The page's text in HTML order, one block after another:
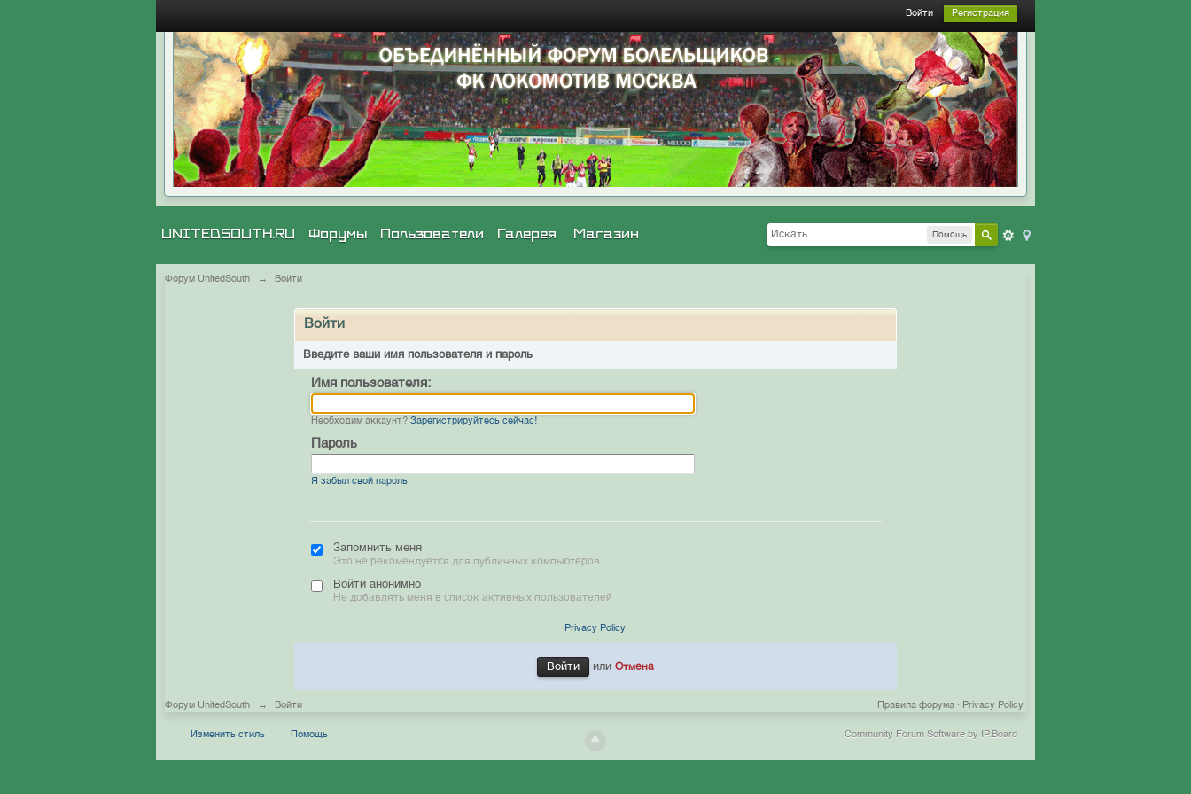
Войти Регистрация
Помощь
UNITEDSOUTH.RU Галерея Магазин
Форумы Пользователи
Форум UnitedSouth → Войти
Войти
Введите ваши имя пользователя и пароль
Имя пользователя:
Необходим аккаунт? Зарегистрируйтесь сейчас!
Пароль
Я забыл свой пароль
Запомнить меня
Это не рекомендуется для публичных компьютеров
Войти анонимно
Не добавлять меня в список активных пользователей
Privacy Policy
или Отмена
Форум UnitedSouth → Войти Privacy Policy
Правила форума ·
Изменить стиль Помощь Community Forum Software by IP.Board